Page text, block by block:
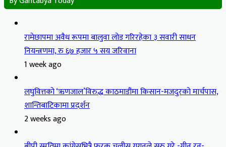
रामेछापमा अवैध रूपमा बालुवा लोड गरिरहेका ३ सवारी साधन
नियन्त्रणमा, रु ६७ हजार ५ सय जरिवाना
1 week ago
लघुवित्तको ‘ऋणजाल’विरुद्ध काठमाडौंमा किसान-मजदुरको मार्चपास,
शान्तिबाटिकामा प्रदर्शन
2 weeks ago